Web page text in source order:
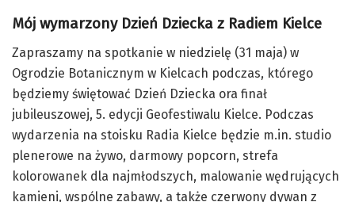
Mój wymarzony Dzień Dziecka z Radiem Kielce
Zapraszamy na spotkanie w niedzielę (31 maja) w
Ogrodzie Botanicznym w Kielcach podczas, którego
będziemy świętować Dzień Dziecka ora finał
jubileuszowej, 5. edycji Geofestiwalu Kielce. Podczas
wydarzenia na stoisku Radia Kielce będzie m.in. studio
plenerowe na żywo, darmowy popcorn, strefa
kolorowanek dla najmłodszych, malowanie wędrujących
kamieni, wspólne zabawy, a także czerwony dywan z